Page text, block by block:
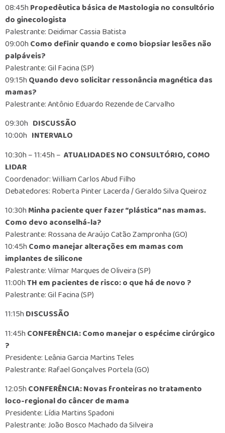
08:45hPropedêutica básica de Mastologia no consultório
do ginecologista
Palestrante: Deidimar Cassia Batista
09:00hComo definir quando e como biopsiar lesões não
palpáveis?
Palestrante: Gil Facina (SP)
09:15hQuando devo solicitar ressonância magnética das
mamas?
Palestrante: Antônio Eduardo Rezende de Carvalho
09:30h DISCUSSÃO
10:00h INTERVALO
10:30h – 11:45h – ATUALIDADES NO CONSULTÓRIO, COMO
LIDAR
Coordenador: William Carlos Abud Filho
Debatedores: Roberta Pinter Lacerda / Geraldo Silva Queiroz
10:30hMinha paciente quer fazer “plástica” nas mamas.
Como devo aconselhá-la?
Palestrante: Rossana de Araújo Catão Zampronha (GO)
10:45hComo manejar alterações em mamas com
implantes de silicone
Palestrante: Vilmar Marques de Oliveira (SP)
11:00hTH em pacientes de risco: o que há de novo ?
Palestrante: Gil Facina (SP)
11:15hDISCUSSÃO
11:45hCONFERÊNCIA: Como manejar o espécime cirúrgico
?
Presidente: Leânia Garcia Martins Teles
Palestrante: Rafael Gonçalves Portela (GO)
12:05hCONFERÊNCIA: Novas fronteiras no tratamento
loco-regional do câncer de mama
Presidente: Lídia Martins Spadoni
Palestrante: João Bosco Machado da Silveira